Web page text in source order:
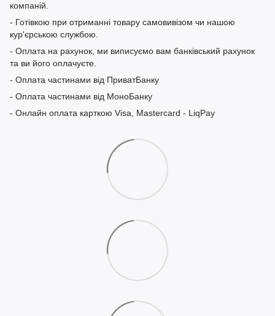
компаній.
- Готівкою при отриманні товару самовивізом чи нашою
кур'єрською службою.
- Оплата на рахунок, ми виписуємо вам банківський рахунок
та ви його оплачуєте.
- Оплата частинами від ПриватБанку
- Оплата частинами від МоноБанку
- Онлайн оплата карткою Visa, Mastercard - LiqPay